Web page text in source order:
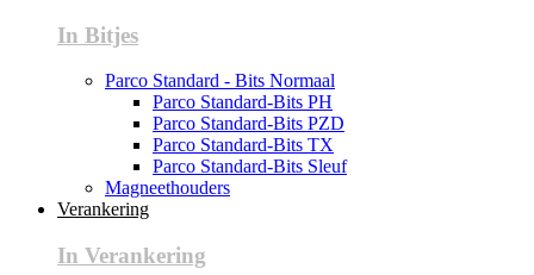
In Bitjes
Parco Standard - Bits Normaal
Parco Standard-Bits PH
Parco Standard-Bits PZD
Parco Standard-Bits TX
Parco Standard-Bits Sleuf
Magneethouders
Verankering
In Verankering